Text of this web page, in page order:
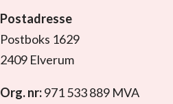
Postadresse
Postboks 1629
2409 Elverum
Org. nr:971 533 889 MVA